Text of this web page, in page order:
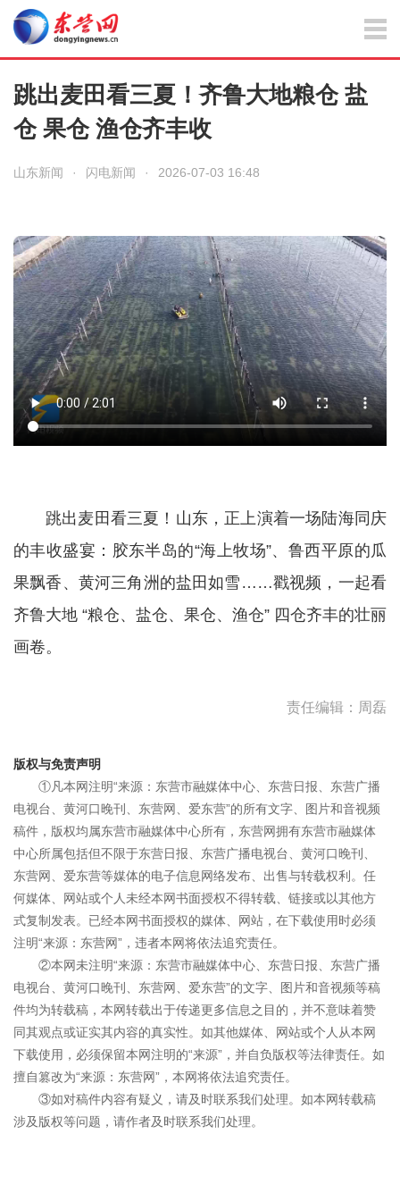
跳出麦田看三夏！齐鲁大地粮仓 盐
仓 果仓 渔仓齐丰收
山东新闻 · 闪电新闻 · 2026-07-03 16:48
跳出麦田看三夏！山东，正上演着一场陆海同庆
的丰收盛宴：胶东半岛的“海上牧场”、鲁西平原的瓜
果飘香、黄河三角洲的盐田如雪……戳视频，一起看
齐鲁大地 “粮仓、盐仓、果仓、渔仓” 四仓齐丰的壮丽
画卷。
责任编辑：周磊
版权与免责声明
①凡本网注明“来源：东营市融媒体中心、东营日报、东营广播
电视台、黄河口晚刊、东营网、爱东营”的所有文字、图片和音视频
稿件，版权均属东营市融媒体中心所有，东营网拥有东营市融媒体
中心所属包括但不限于东营日报、东营广播电视台、黄河口晚刊、
东营网、爱东营等媒体的电子信息网络发布、出售与转载权利。任
何媒体、网站或个人未经本网书面授权不得转载、链接或以其他方
式复制发表。已经本网书面授权的媒体、网站，在下载使用时必须
注明“来源：东营网”，违者本网将依法追究责任。
②本网未注明“来源：东营市融媒体中心、东营日报、东营广播
电视台、黄河口晚刊、东营网、爱东营”的文字、图片和音视频等稿
件均为转载稿，本网转载出于传递更多信息之目的，并不意味着赞
同其观点或证实其内容的真实性。如其他媒体、网站或个人从本网
下载使用，必须保留本网注明的“来源”，并自负版权等法律责任。如
擅自篡改为“来源：东营网”，本网将依法追究责任。
③如对稿件内容有疑义，请及时联系我们处理。如本网转载稿
涉及版权等问题，请作者及时联系我们处理。